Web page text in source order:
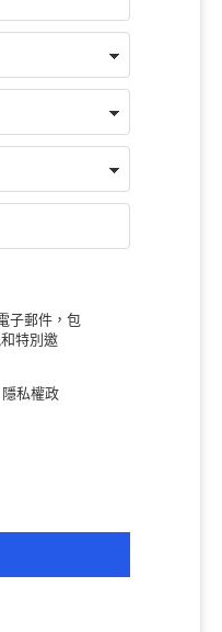
子郵件，包
特別邀
隱私權政